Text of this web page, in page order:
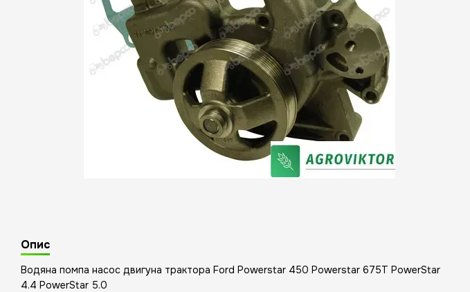
Опис
Водяна помпа насос двигуна трактора Ford Powerstar 450 Powerstar 675T PowerStar
4.4 PowerStar 5.0